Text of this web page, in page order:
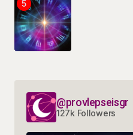
@provlepseisgr
127k Followers